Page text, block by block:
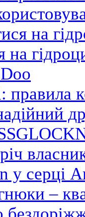
на
правила
у серці
–